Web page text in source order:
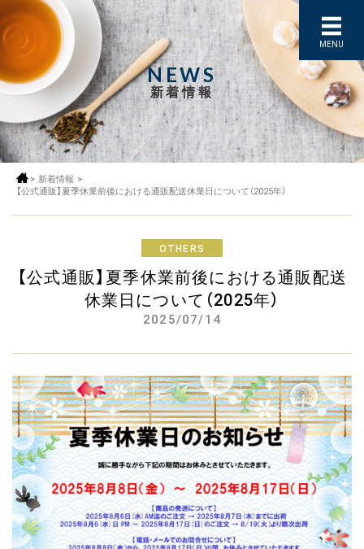
NEWS
新着情報
> 新着情報 >
【公式通販】夏季休業前後における通販配送休業日について（2025年）
OTHERS
【公式通販】夏季休業前後における通販配送
休業日について（2025年）
2025/07/14
MENU